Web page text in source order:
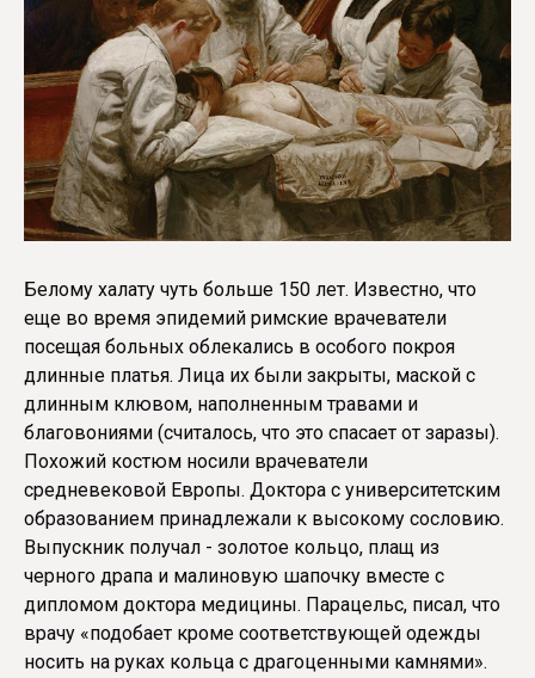
Белому халату чуть больше 150 лет. Известно, что
еще во время эпидемий римские врачеватели
посещая больных облекались в особого покроя
длинные платья. Лица их были закрыты, маской с
длинным клювом, наполненным травами и
благовониями (считалось, что это спасает от заразы).
Похожий костюм носили врачеватели
средневековой Европы. Доктора с университетским
образованием принадлежали к высокому сословию.
Выпускник получал - золотое кольцо, плащ из
черного драпа и малиновую шапочку вместе с
дипломом доктора медицины. Парацельс, писал, что
врачу «подобает кроме соответствующей одежды
носить на руках кольца с драгоценными камнями».